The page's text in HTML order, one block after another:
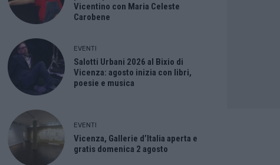
Vicentino con Maria Celeste
Carobene
EVENTI
Salotti Urbani 2026 al Bixio di
Vicenza: agosto inizia con libri,
poesie e musica
EVENTI
Vicenza, Gallerie d’Italia aperta e
gratis domenica 2 agosto